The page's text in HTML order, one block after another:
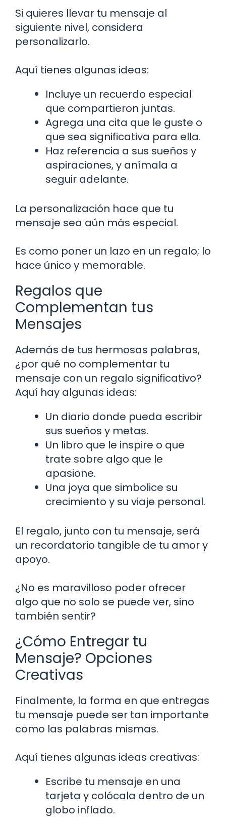
Si quieres llevar tu mensaje al
siguiente nivel, considera
personalizarlo.
Aquí tienes algunas ideas:
Incluye un recuerdo especial
que compartieron juntas.
Agrega una cita que le guste o
que sea significativa para ella.
Haz referencia a sus sueños y
aspiraciones, y anímala a
seguir adelante.
La personalización hace que tu
mensaje sea aún más especial.
Es como poner un lazo en un regalo; lo
hace único y memorable.
Regalos que
Complementan tus
Mensajes
Además de tus hermosas palabras,
¿por qué no complementar tu
mensaje con un regalo significativo?
Aquí hay algunas ideas:
Un diario donde pueda escribir
sus sueños y metas.
Un libro que le inspire o que
trate sobre algo que le
apasione.
Una joya que simbolice su
crecimiento y su viaje personal.
El regalo, junto con tu mensaje, será
un recordatorio tangible de tu amor y
apoyo.
¿No es maravilloso poder ofrecer
algo que no solo se puede ver, sino
también sentir?
¿Cómo Entregar tu
Mensaje? Opciones
Creativas
Finalmente, la forma en que entregas
tu mensaje puede ser tan importante
como las palabras mismas.
Aquí tienes algunas ideas creativas:
Escribe tu mensaje en una
tarjeta y colócala dentro de un
globo inflado.